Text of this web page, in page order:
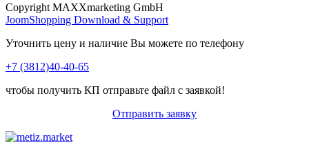
Copyright MAXXmarketing GmbH
JoomShopping Download & Support
Уточнить цену и наличие Вы можете по телефону
+7 (3812)40-40-65
чтобы получить КП отправьте файл с заявкой!
Отправить заявку